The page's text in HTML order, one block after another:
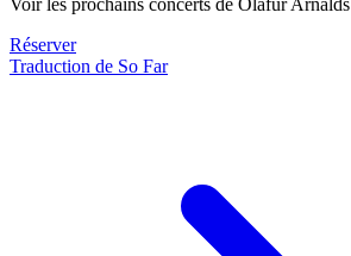
Réserver
Traduction de So Far